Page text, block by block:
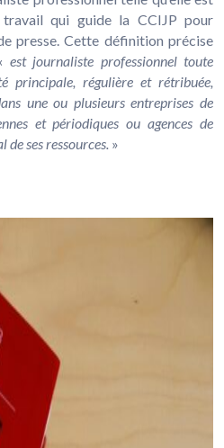
qui guide la CCIJP pour
presse. Cette définition précise
est journaliste professionnel toute
principale, régulière et rétribuée,
une ou plusieurs entreprises de
et périodiques ou agences de
de ses ressources. »